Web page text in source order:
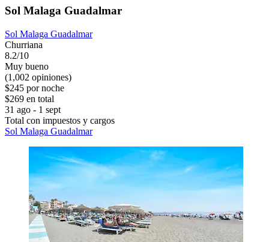
Sol Malaga Guadalmar
Sol Malaga Guadalmar
Churriana
8.2/10
Muy bueno
(1,002 opiniones)
$245 por noche
$269 en total
31 ago - 1 sept
Total con impuestos y cargos
Sol Malaga Guadalmar